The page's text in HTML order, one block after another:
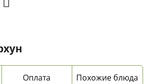
Оплата Похожие блюда